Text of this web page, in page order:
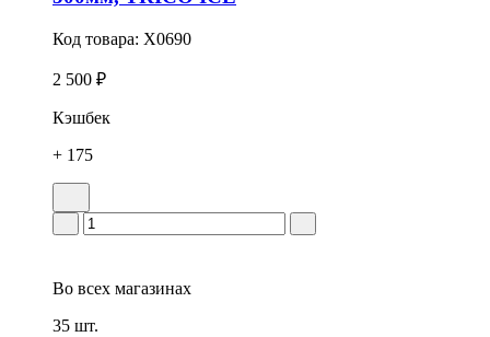
Код товара: X0690
2 500 ₽
Кэшбек
+ 175
Во всех магазинах
35 шт.